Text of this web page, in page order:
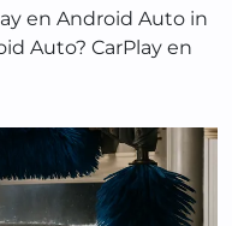
en Android Auto in
Auto? CarPlay en